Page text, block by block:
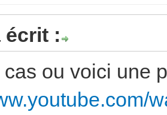
écrit :
ou voici une